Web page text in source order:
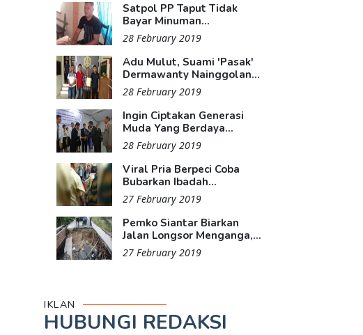
Satpol PP Taput Tidak
Bayar Minuman...
28 February 2019
Adu Mulut, Suami 'Pasak'
Dermawanty Nainggolan...
28 February 2019
Ingin Ciptakan Generasi
Muda Yang Berdaya...
28 February 2019
Viral Pria Berpeci Coba
Bubarkan Ibadah...
27 February 2019
Pemko Siantar Biarkan
Jalan Longsor Menganga,...
27 February 2019
IKLAN
HUBUNGI REDAKSI